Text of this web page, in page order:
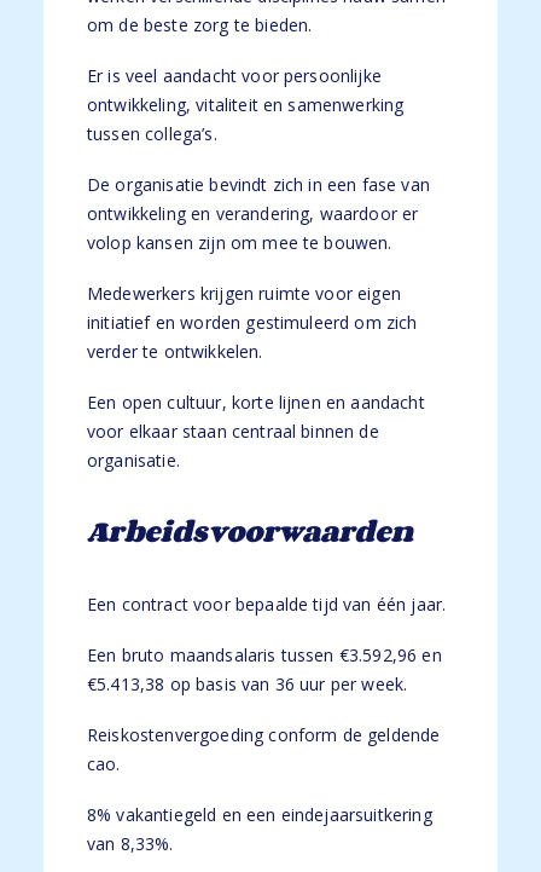
om de beste zorg te bieden.
Er is veel aandacht voor persoonlijke
ontwikkeling, vitaliteit en samenwerking
tussen collega’s.
De organisatie bevindt zich in een fase van
ontwikkeling en verandering, waardoor er
volop kansen zijn om mee te bouwen.
Medewerkers krijgen ruimte voor eigen
initiatief en worden gestimuleerd om zich
verder te ontwikkelen.
Een open cultuur, korte lijnen en aandacht
voor elkaar staan centraal binnen de
organisatie.
Arbeidsvoorwaarden
Een contract voor bepaalde tijd van één jaar.
Een bruto maandsalaris tussen €3.592,96 en
€5.413,38 op basis van 36 uur per week.
Reiskostenvergoeding conform de geldende
cao.
8% vakantiegeld en een eindejaarsuitkering
van 8,33%.